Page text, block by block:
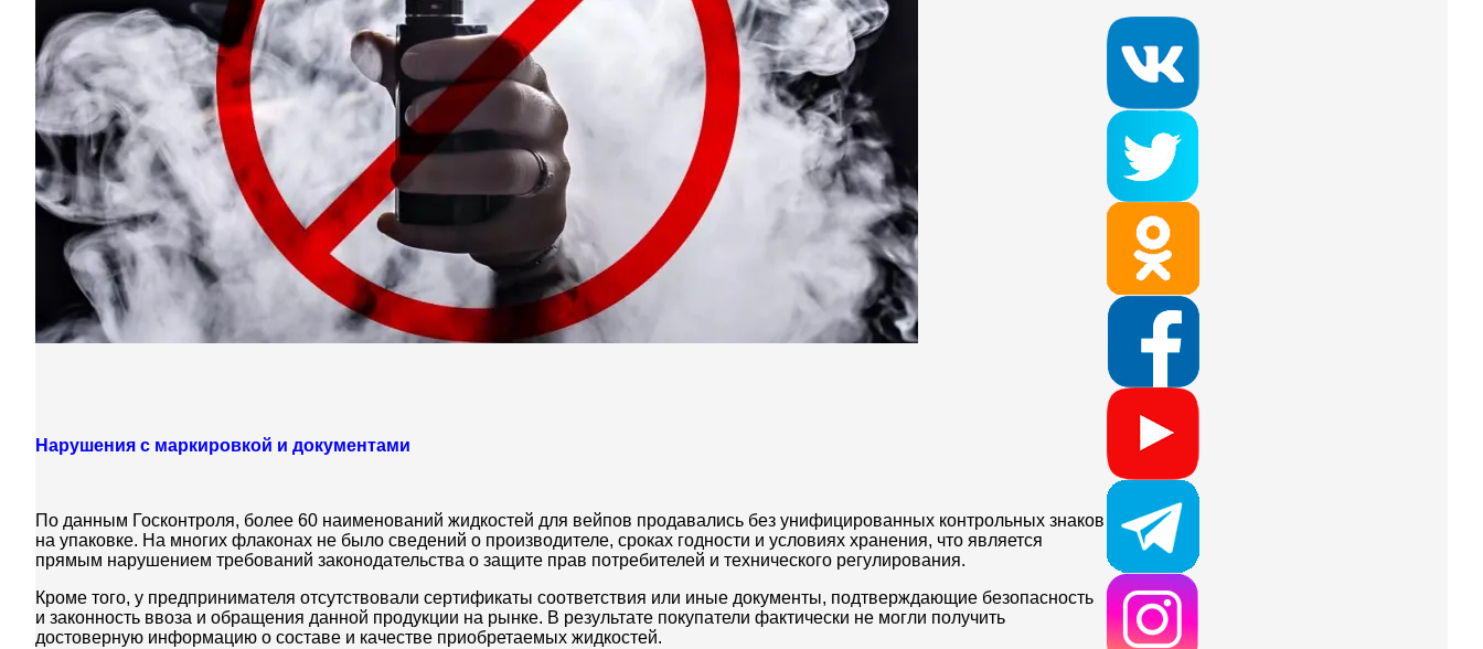
Нарушения с маркировкой и документами
По данным Госконтроля, более 60 наименований жидкостей для вейпов продавались без унифицированных контрольных знаков
на упаковке. На многих флаконах не было сведений о производителе, сроках годности и условиях хранения, что является
прямым нарушением требований законодательства о защите прав потребителей и технического регулирования.
Кроме того, у предпринимателя отсутствовали сертификаты соответствия или иные документы, подтверждающие безопасность
и законность ввоза и обращения данной продукции на рынке. В результате покупатели фактически не могли получить
достоверную информацию о составе и качестве приобретаемых жидкостей.